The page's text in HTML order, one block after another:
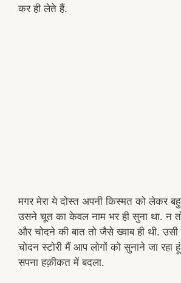
कर ही लेते हैं.
मगर मेरा ये दोस्त अपनी किस्मत को लेकर
उसने चूत का केवल नाम भर ही सुना था. न
और चोदने की बात तो जैसे ख्वाब ही थी. उसी
चोदन स्टोरी मैं आप लोगों को सुनाने जा
सपना हक़ीकत में बदला.